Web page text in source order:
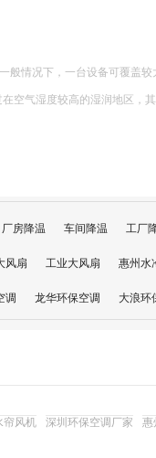
情况下，一台设备可覆盖较
空气湿度较高的湿润地区，
厂房降温 车间降温 工厂
风扇 工业大风扇 惠州水
调 龙华环保空调 大浪环
帘风机 深圳环保空调厂家 惠